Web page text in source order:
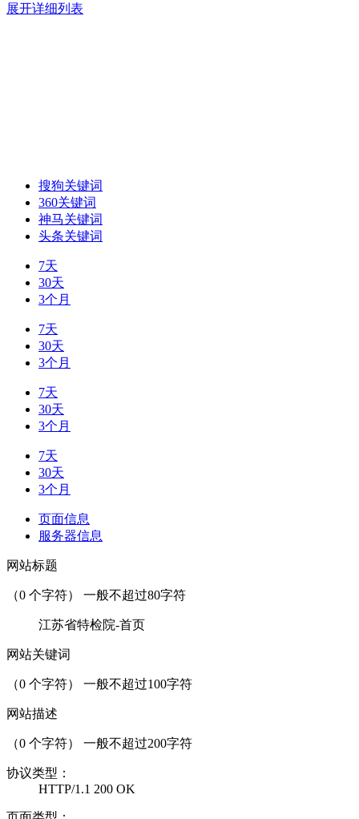
展开详细列表
搜狗关键词
360关键词
神马关键词
头条关键词
7天
30天
3个月
7天
30天
3个月
7天
30天
3个月
7天
30天
3个月
页面信息
服务器信息
网站标题
（0 个字符） 一般不超过80字符
江苏省特检院-首页
网站关键词
（0 个字符） 一般不超过100字符
网站描述
（0 个字符） 一般不超过200字符
协议类型：
HTTP/1.1 200 OK